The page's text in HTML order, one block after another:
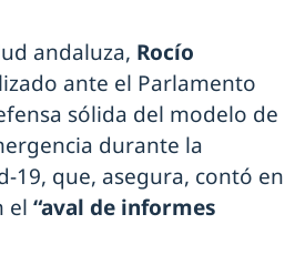
andaluza, Rocío
ante el Parlamento
sólida del modelo de
durante la
19, que, asegura, contó en
el “aval de informes